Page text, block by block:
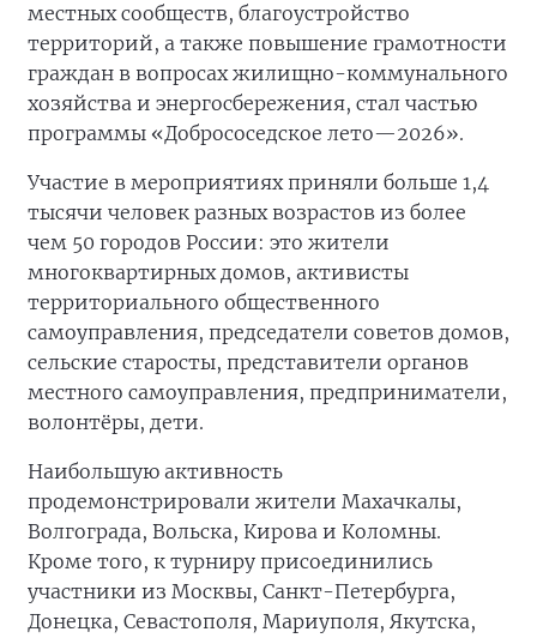
местных сообществ, благоустройство
территорий, а также повышение грамотности
граждан в вопросах жилищно-коммунального
хозяйства и энергосбережения, стал частью
программы «Добрососедское лето—2026».
Участие в мероприятиях приняли больше 1,4
тысячи человек разных возрастов из более
чем 50 городов России: это жители
многоквартирных домов, активисты
территориального общественного
самоуправления, председатели советов домов,
сельские старосты, представители органов
местного самоуправления, предприниматели,
волонтёры, дети.
Наибольшую активность
продемонстрировали жители Махачкалы,
Волгограда, Вольска, Кирова и Коломны.
Кроме того, к турниру присоединились
участники из Москвы, Санкт-Петербурга,
Донецка, Севастополя, Мариуполя, Якутска,